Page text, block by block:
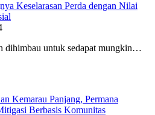
Keselarasan Perda dengan Nilai
dihimbau untuk sedapat mungkin…